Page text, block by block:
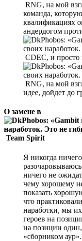
RNG, на мой
команда,
квалификациях
андердогом
CDEC, и просто
RNG, на мой
идее, дойдет до
О замене в
Team Spirit
Я никогда
ничего не
чему хорошему
показать
что
наработки, мы
героев на
на позиции
«сборником аур».